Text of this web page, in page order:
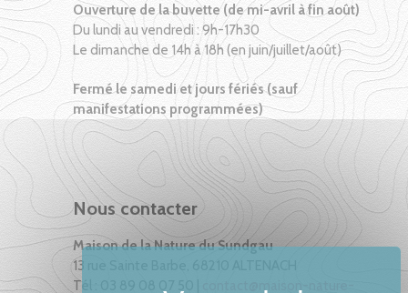
Ouverture de la buvette (de mi-avril à fin août)
Du lundi au vendredi : 9h-17h30
Le dimanche de 14h à 18h (en juin/juillet/août)
Fermé le samedi et jours fériés (sauf
manifestations programmées)
Nous contacter
Maison de la Nature du Sundgau
13 rue Sainte Barbe, 68210 ALTENACH
Tél : 03 89 08 07 50 |